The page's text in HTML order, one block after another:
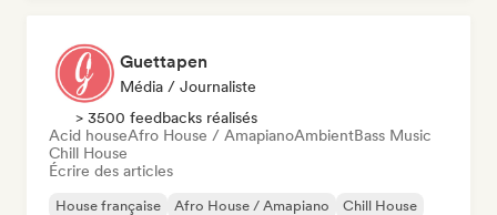
Guettapen
Média / Journaliste
> 3500 feedbacks réalisés
Acid houseAfro House / AmapianoAmbientBass Music
Chill House
Écrire des articles
House française Afro House / Amapiano
Chill House